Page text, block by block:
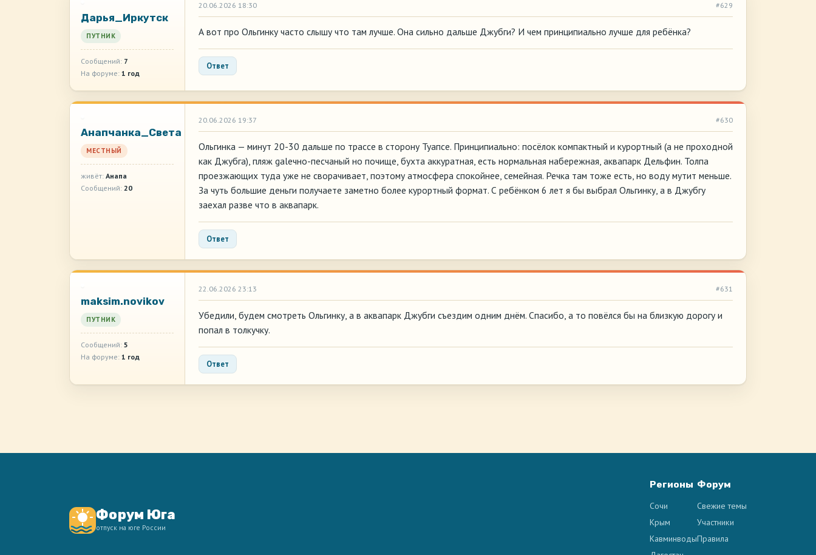
Дарья_Иркутск
ПУТНИК
Сообщений: 7
На форуме: 1 год
20.06.2026 18:30 #629
А вот про Ольгинку часто слышу что там лучше. Она сильно дальше Джубги? И чем принципиально лучше для ребёнка?
Ответ
Анапчанка_Света
МЕСТНЫЙ
живёт: Анапа
Сообщений: 20
20.06.2026 19:37 #630
Ольгинка — минут 20-30 дальше по трассе в сторону Туапсе. Принципиально: посёлок компактный и курортный (а не проходной
как Джубга), пляж galечно-песчаный но почище, бухта аккуратная, есть нормальная набережная, аквапарк Дельфин. Толпа
проезжающих туда уже не сворачивает, поэтому атмосфера спокойнее, семейная. Речка там тоже есть, но воду мутит меньше.
За чуть большие деньги получаете заметно более курортный формат. С ребёнком 6 лет я бы выбрал Ольгинку, а в Джубгу
заехал разве что в аквапарк.
Ответ
maksim.novikov
ПУТНИК
Сообщений: 5
На форуме: 1 год
22.06.2026 23:13 #631
Убедили, будем смотреть Ольгинку, а в аквапарк Джубги съездим одним днём. Спасибо, а то повёлся бы на близкую дорогу и
попал в толкучку.
Ответ
Форум Юга
отпуск на юге России
Регионы
Сочи
Крым
Кавминводы
Форум
Свежие темы
Участники
Правила